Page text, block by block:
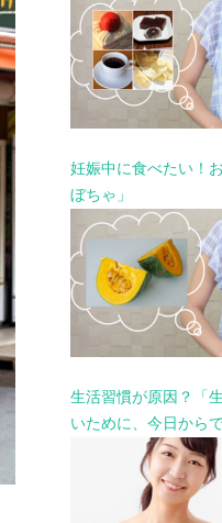
妊娠中に食べたい！
ぼちゃ」
生活習慣が原因？「
いために、今日から